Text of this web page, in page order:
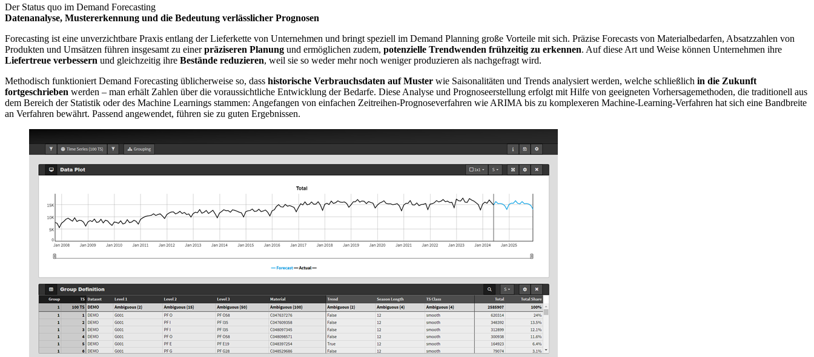
Der Status quo im Demand Forecasting
Datenanalyse, Mustererkennung und die Bedeutung verlässlicher Prognosen
Forecasting ist eine unverzichtbare Praxis entlang der Lieferkette von Unternehmen und bringt speziell im Demand Planning große Vorteile mit sich. Präzise Forecasts von Materialbedarfen, Absatzzahlen von
Produkten und Umsätzen führen insgesamt zu einerpräziseren Planung und ermöglichen zudem, potenzielle Trendwenden frühzeitig zu erkennen. Auf diese Art und Weise können Unternehmen ihre
Liefertreue verbessern und gleichzeitig ihre Bestände reduzieren, weil sie so weder mehr noch weniger produzieren als nachgefragt wird.
Methodisch funktioniert Demand Forecasting üblicherweise so, dass historische Verbrauchsdaten auf Muster wie Saisonalitäten und Trends analysiert werden, welche schließlich in die Zukunft
fortgeschrieben werden – man erhält Zahlen über die voraussichtliche Entwicklung der Bedarfe. Diese Analyse und Prognoseerstellung erfolgt mit Hilfe von geeigneten Vorhersagemethoden, die traditionell aus
dem Bereich der Statistik oder des Machine Learnings stammen: Angefangen von einfachen Zeitreihen-Prognoseverfahren wie ARIMA bis zu komplexeren Machine-Learning-Verfahren hat sich eine Bandbreite
an Verfahren bewährt. Passend angewendet, führen sie zu guten Ergebnissen.